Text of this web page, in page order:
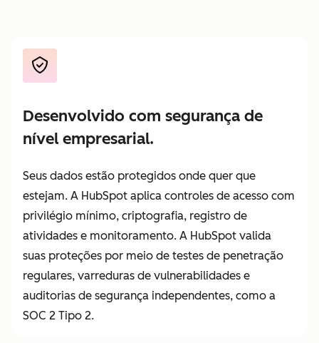
Desenvolvido com segurança de
nível empresarial.
Seus dados estão protegidos onde quer que
estejam. A HubSpot aplica controles de acesso com
privilégio mínimo, criptografia, registro de
atividades e monitoramento. A HubSpot valida
suas proteções por meio de testes de penetração
regulares, varreduras de vulnerabilidades e
auditorias de segurança independentes, como a
SOC 2 Tipo 2.